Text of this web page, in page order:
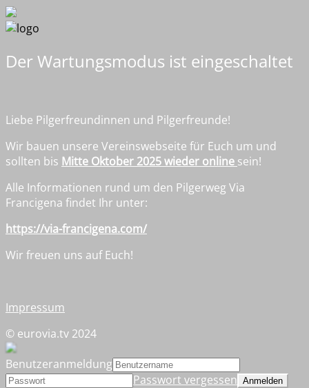
Der Wartungsmodus ist eingeschaltet
Liebe Pilgerfreundinnen und Pilgerfreunde!
Wir bauen unsere Vereinswebseite für Euch um und
sollten bis Mitte Oktober 2025 wieder online sein!
Alle Informationen rund um den Pilgerweg Via
Francigena findet Ihr unter:
https://via-francigena.com/
Wir freuen uns auf Euch!
Impressum
© eurovia.tv 2024
Benutzeranmeldung
Passwort vergessen